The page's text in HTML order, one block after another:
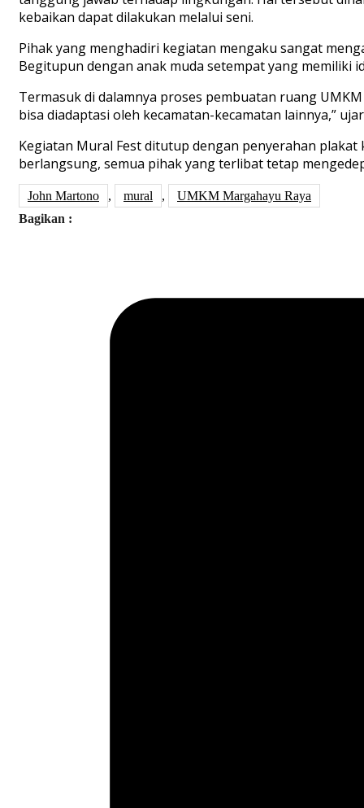
kebaikan dapat dilakukan melalui seni.
Pihak yang menghadiri kegiatan mengaku sangat
Begitupun dengan anak muda setempat yang memiliki
Termasuk di dalamnya proses pembuatan ruang
bisa diadaptasi oleh kecamatan-kecamatan lainnya,”
Kegiatan Mural Fest ditutup dengan penyerahan
berlangsung, semua pihak yang terlibat tetap
John Martono , mural ,
UMKM Margahayu Raya
Bagikan :